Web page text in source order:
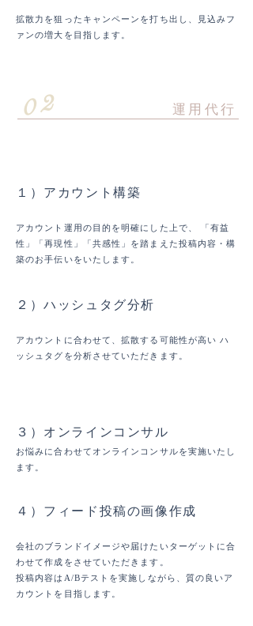
​拡散力を狙ったキャンペーンを打ち出し、見込みフ
ァンの増大を目指します。
１）アカウント構築
アカウント運用の目的を明確にした上で、 「有益
性」「再現性」「共感性」を踏まえた投稿内容・構
築のお手伝いをいたします。
２）ハッシュタグ分析
アカウントに合わせて、拡散する可能性が高い ハ
ッシュタグを分析させていただきます。
02 ​運用代行
３）オンラインコンサル
お悩みに合わせてオンラインコンサルを実施いたし
ます。
４）フィード投稿の画像作成
会社のブランドイメージや届けたいターゲットに合
わせて作成をさせていただきます。
投稿内容はA/Bテストを実施しながら、質の良いア
カウントを目指します。